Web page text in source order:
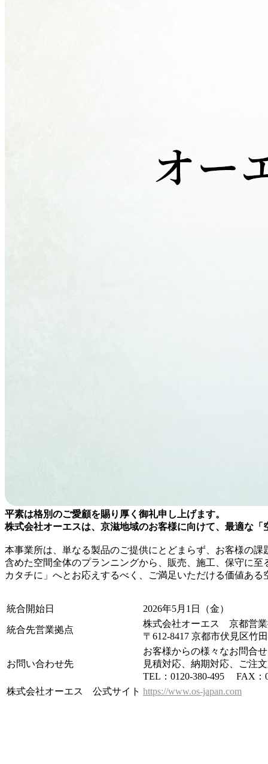
平素は格別のご愛顧を賜り厚く御礼申し上げます。
株式会社オーエスは、京滋地域のお客様に向けて、最適な
本事業所は、単なる製品のご提供にとどまらず、お客様の
含めた空間全体のプランニングから、販売、施工、保守に
カタチに」へとお応えするべく、ご満足いただける価値あ
統合開始日 2026年5月1日（金）
統合先営業拠点
株式会社オーエス 京都営
〒612-8417 京都市伏見区竹
お問い合わせ先
お客様からの様々なお問合
見積対応、納期対応、ご注
TEL：0120-380-495 FAX：
株式会社オーエス 公式サイト https://www.os-japan.com